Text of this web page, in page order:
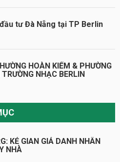
tư Đà Nẵng tại TP Berlin
HOÀN KIẾM & PHƯỜNG
NHẠC BERLIN
KẺ GIAN GIẢ DANH NHÂN
NHÀ